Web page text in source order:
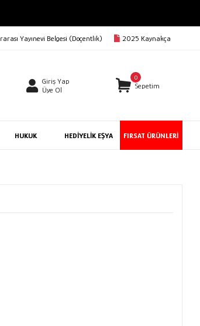
Yayınevi Belgesi (Doçentlik) 2025 Kaynakça
Giriş Yap
Üye Ol
0
Sepetim
HUKUK HEDİYELİK EŞYA FIRSAT ÜRÜNLERİ